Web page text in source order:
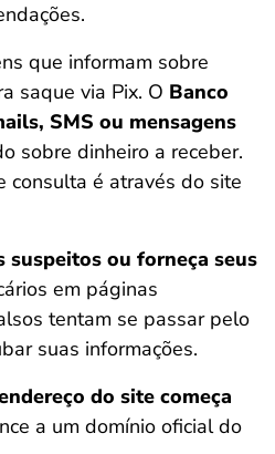
que informam sobre
saque via Pix. O Banco
SMS ou mensagens
sobre dinheiro a receber.
consulta é através do site
suspeitos ou forneça seus
em páginas
tentam se passar pelo
suas informações.
do site começa
a um domínio oficial do